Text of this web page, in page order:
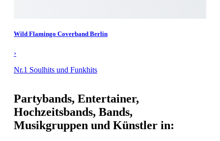
Wild Flamingo Coverband Berlin
›
Nr.1 Soulhits und Funkhits
Partybands, Entertainer,
Hochzeitsbands, Bands,
Musikgruppen und Künstler in: